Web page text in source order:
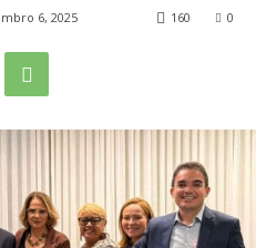
6, 2025 0
160